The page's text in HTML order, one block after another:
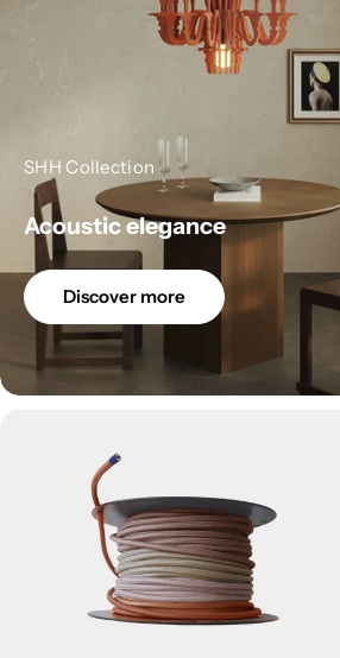
SHH Collection
Acoustic elegance
Discover more